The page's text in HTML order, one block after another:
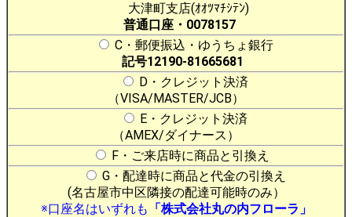
大津町支店(ｵｵﾂﾏﾁｼﾃﾝ)
普通口座・0078157
C・郵便振込・ゆうちょ銀行
記号12190-81665681
D・クレジット決済
（VISA/MASTER/JCB）
E・クレジット決済
（AMEX/ダイナース）
F・ご来店時に商品と引換え
G・配達時に商品と代金の引換え
(名古屋市中区隣接の配達可能時のみ）
※口座名はいずれも 「株式会社丸の内フローラ」